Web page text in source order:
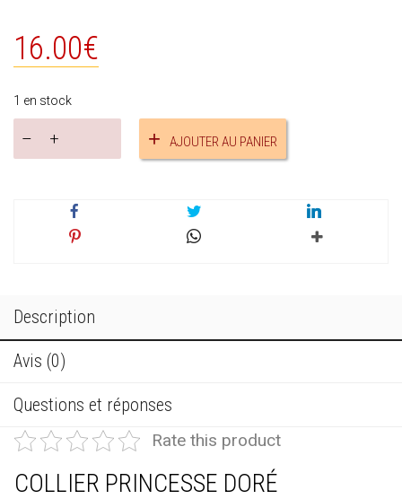
16.00€
1 en stock
Collier
AJOUTER AU PANIER
Description
Avis (0)
Questions et réponses
Rate this product
COLLIER PRINCESSE DORÉ